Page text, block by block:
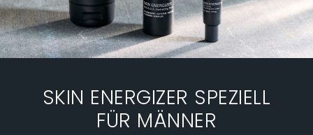
SKIN ENERGIZER SPEZIELL
FÜR MÄNNER